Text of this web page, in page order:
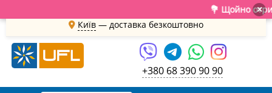
💐 Щойно ×
Київ — доставка безкоштовно
+380 68 390 90 90